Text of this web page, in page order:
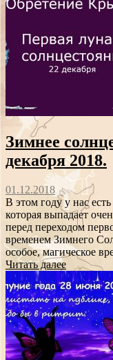
Зимнее
декабря 2018.
01.12.2018
В этом году у нас
которая выпадает
перед переходом
временем Зимнего
особое, магическое
Читать далее